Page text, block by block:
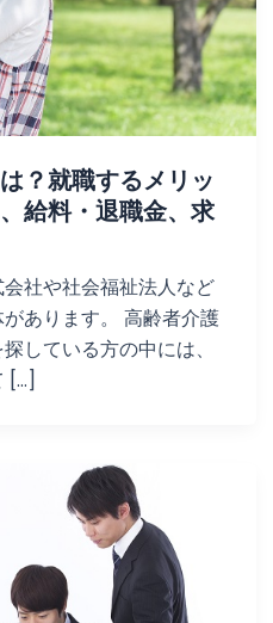
？就職するメリッ
給料・退職金、求
社や社会福祉法人など
あります。 高齢者介護
している方の中には、
[…]